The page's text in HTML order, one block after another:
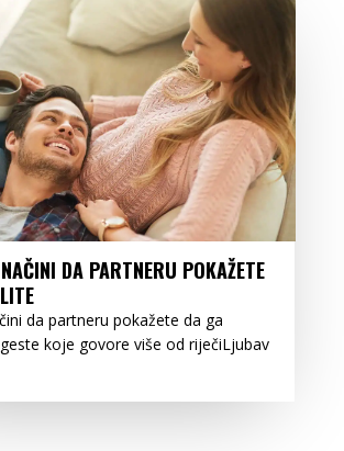
DA PARTNERU POKAŽETE
da partneru pokažete da ga
koje govore više od riječiLjubav